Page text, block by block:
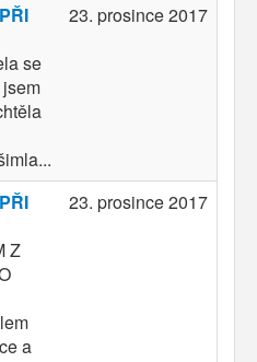
se
23. prosince 2017
Z
a
23. prosince 2017